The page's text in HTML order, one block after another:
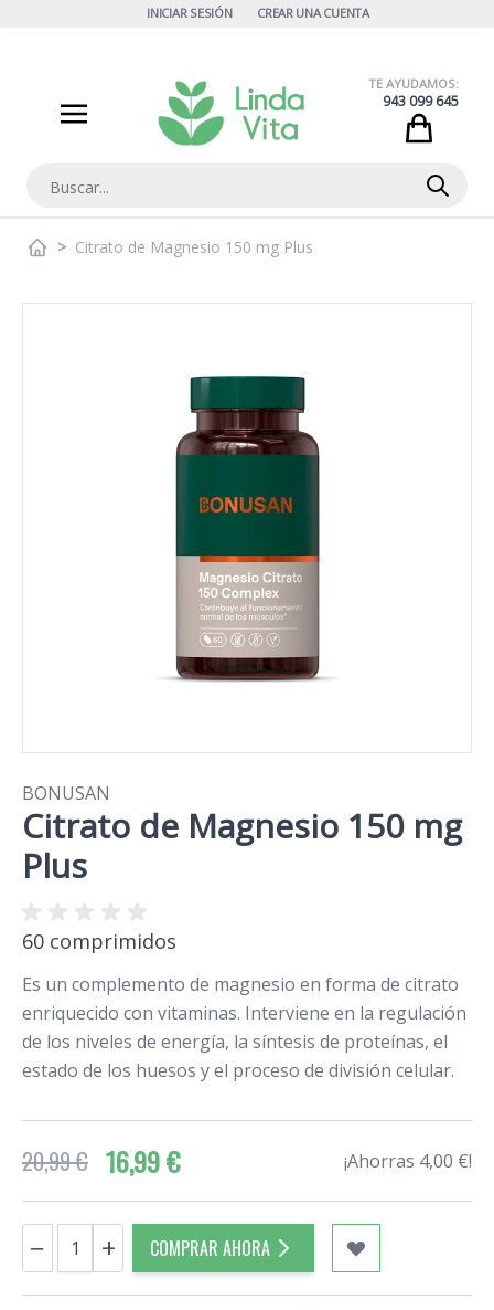
INICIAR SESIÓN CREAR UNA CUENTA
Buscar
TE AYUDAMOS:
943 099 645
> Citrato de Magnesio 150 mg Plus
BONUSAN
Citrato de Magnesio 150 mg
Plus
60 comprimidos
Es un complemento de magnesio en forma de citrato
enriquecido con vitaminas. Interviene en la regulación
de los niveles de energía, la síntesis de proteínas, el
estado de los huesos y el proceso de división celular.
20,99 € 16,99 € ¡Ahorras 4,00 €!
Cantidad
− + COMPRAR AHORA